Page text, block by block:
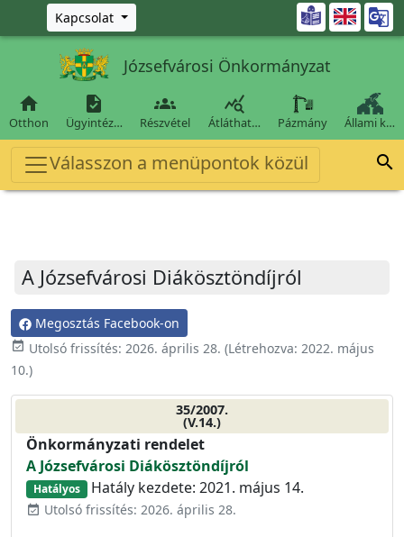
Ugrás a fő tartalomra
Kapcsolat 
Józsefvárosi Önkormányzat

Otthon

Ügyintéz…

Részvétel

Átláthat… Pázmány Állami k…
Válasszon a menüpontok közül 
A Józsefvárosi Diákösztöndíjról
Megosztás Facebook-on
event_available Utolsó frissítés: 2026. április 28. (Létrehozva: 2022. május
10.)
35/2007.
(V.14.)
Önkormányzati rendelet
A Józsefvárosi Diákösztöndíjról
Hatályos Hatály kezdete: 2021. május 14.
event_available Utolsó frissítés: 2026. április 28.